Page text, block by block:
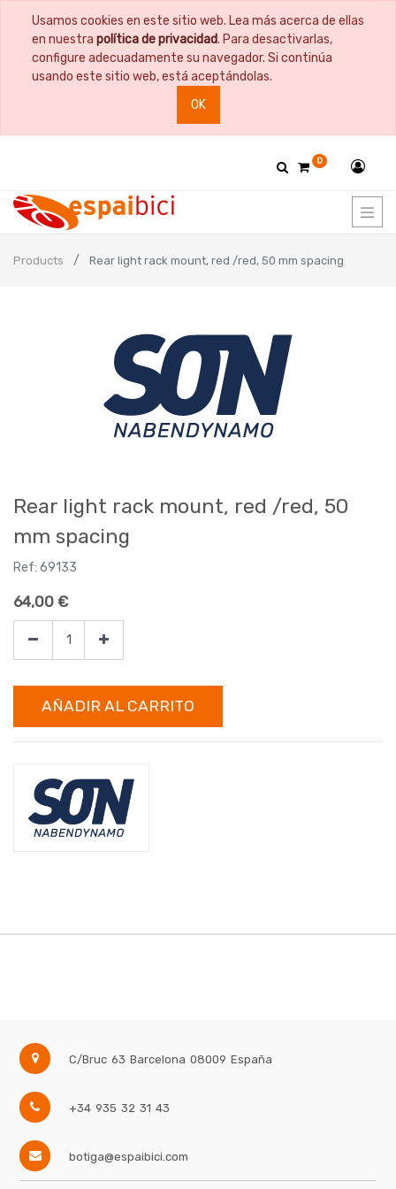
Usamos cookies en este sitio web. Lea más acerca de ellas
en nuestra política de privacidad. Para desactivarlas,
configure adecuadamente su navegador. Si continúa
usando este sitio web, está aceptándolas.
OK
0
Products Rear light rack mount, red /red, 50 mm spacing
Rear light rack mount, red /red, 50
mm spacing
Ref: 69133
64,00 €
AÑADIR AL CARRITO
C/Bruc 63 Barcelona 08009 España
+34 935 32 31 43
botiga@espaibici.com